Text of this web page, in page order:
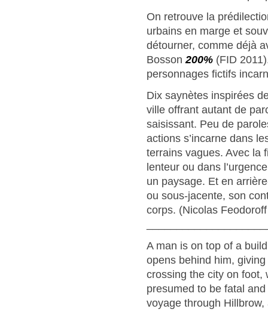
On retrouve la
urbains en marge et
détourner, comme déjà
Bosson200% (FID
personnages fictifs
Dix saynètes inspirées
ville offrant autant de
saisissant. Peu de
actions s’incarne dans
terrains vagues. Avec la
lenteur ou dans
un paysage. Et en
ou sous-jacente, son
corps. (Nicolas
A man is on top of a
opens behind him,
crossing the city on foot,
presumed to be fatal
voyage through